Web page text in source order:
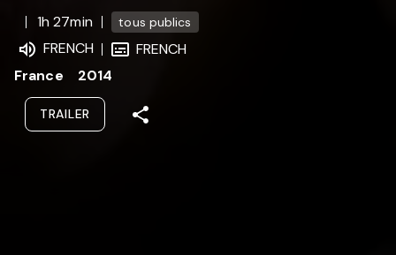
1h 27min
tous publics
FRENCH
FRENCH
France
2014
TRAILER